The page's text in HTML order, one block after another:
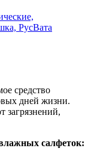
РусВата
средство
дней жизни.
загрязнений,
салфеток: